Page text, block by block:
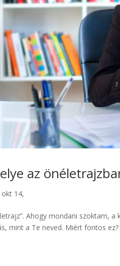
az
okt 14,
Ahogy mondani szoktam,
mint a Te neved. Miért fontos